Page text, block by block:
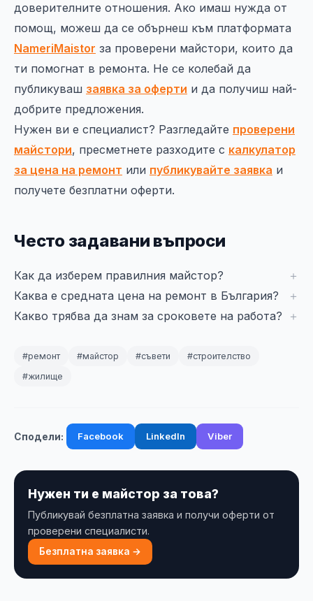
доверителните отношения. Ако имаш нужда от
помощ, можеш да се обърнеш към платформата
NameriMaistor за проверени майстори, които да
ти помогнат в ремонта. Не се колебай да
публикуваш заявка за оферти и да получиш най-
добрите предложения.
Нужен ви е специалист? Разгледайте проверени
майстори, пресметнете разходите с калкулатор
за цена на ремонт или публикувайте заявка и
получете безплатни оферти.
Често задавани въпроси
Как да изберем правилния майстор?
Каква е средната цена на ремонт в България?
Какво трябва да знам за сроковете на работа?
#ремонт #майстор #съвети
#строителство
#жилище
Сподели: Facebook LinkedIn Viber
Нужен ти е майстор за това?
Публикувай безплатна заявка и получи оферти от
проверени специалисти.
Безплатна заявка →